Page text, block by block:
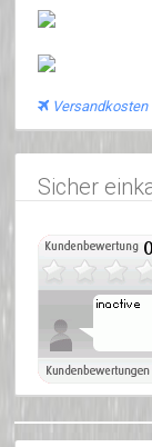
Versandkosten
Sicher